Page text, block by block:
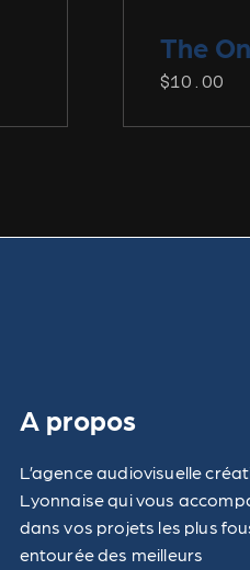
The
$10.00
A propos
L’agence audiovisuelle
Lyonnaise qui vous
dans vos projets les plus
entourée des meilleurs